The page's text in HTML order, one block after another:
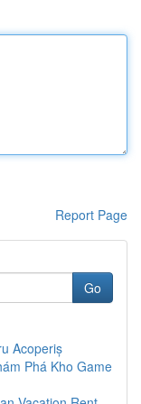
Report Page
Go
Acoperiș
Phá Kho Game